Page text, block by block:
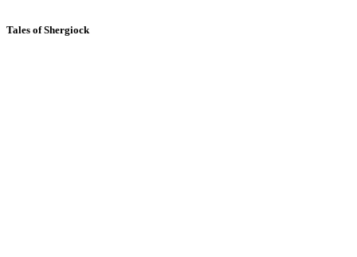
Tales of Shergiock